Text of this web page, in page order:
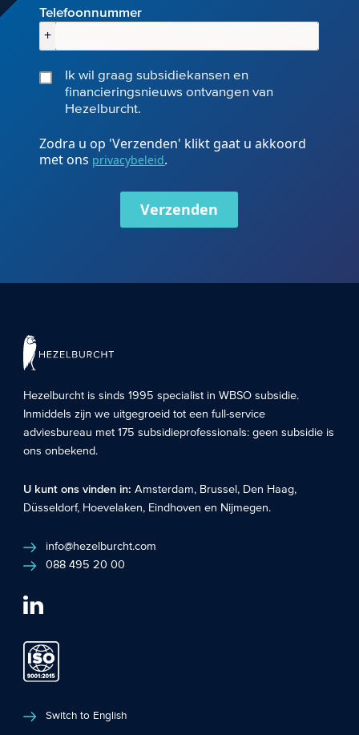
Telefoonnummer
+
Ik wil graag subsidiekansen en
financieringsnieuws ontvangen van
Hezelburcht.
Zodra u op 'Verzenden' klikt gaat u akkoord
met ons privacybeleid.
Verzenden
Hezelburcht is sinds 1995 specialist inWBSO subsidie.
Inmiddels zijn we uitgegroeid tot een full-service
adviesbureau met 175 subsidieprofessionals: geen subsidie is
ons onbekend.
U kunt ons vinden in:Amsterdam, Brussel , Den Haag,
Düsseldorf, Hoevelaken, Eindhoven en Nijmegen.
info@hezelburcht.com
088 495 20 00
Switch to English